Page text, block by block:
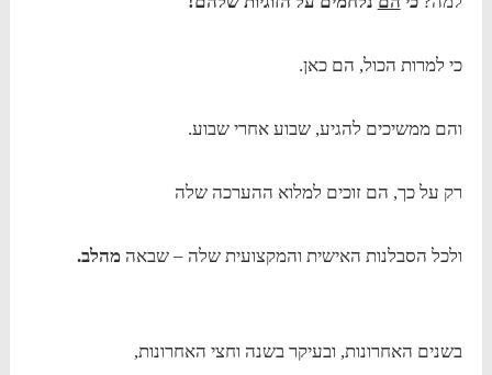
כי למרות הכול, הם כאן.
והם ממשיכים להגיע, שבוע אחרי שבוע.
רק על כך, הם זוכים למלוא ההערכה שלה
ולכל הסבלנות האישית והמקצועית שלה – שבאהמהלב.
בשנים האחרונות, ובעיקר בשנה וחצי האחרונות,